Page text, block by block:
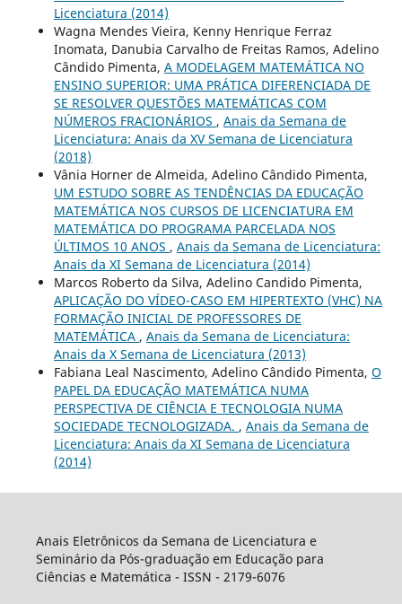
Licenciatura (2014)
Wagna Mendes Vieira, Kenny Henrique Ferraz
Inomata, Danubia Carvalho de Freitas Ramos, Adelino
Cândido Pimenta, A MODELAGEM MATEMÁTICA NO
ENSINO SUPERIOR: UMA PRÁTICA DIFERENCIADA DE
SE RESOLVER QUESTÕES MATEMÁTICAS COM
NÚMEROS FRACIONÁRIOS , Anais da Semana de
Licenciatura: Anais da XV Semana de Licenciatura
(2018)
Vânia Horner de Almeida, Adelino Cândido Pimenta,
UM ESTUDO SOBRE AS TENDÊNCIAS DA EDUCAÇÃO
MATEMÁTICA NOS CURSOS DE LICENCIATURA EM
MATEMÁTICA DO PROGRAMA PARCELADA NOS
ÚLTIMOS 10 ANOS , Anais da Semana de Licenciatura:
Anais da XI Semana de Licenciatura (2014)
Marcos Roberto da Silva, Adelino Candido Pimenta,
APLICAÇÃO DO VÍDEO-CASO EM HIPERTEXTO (VHC) NA
FORMAÇÃO INICIAL DE PROFESSORES DE
MATEMÁTICA , Anais da Semana de Licenciatura:
Anais da X Semana de Licenciatura (2013)
Fabiana Leal Nascimento, Adelino Cândido Pimenta, O
PAPEL DA EDUCAÇÃO MATEMÁTICA NUMA
PERSPECTIVA DE CIÊNCIA E TECNOLOGIA NUMA
SOCIEDADE TECNOLOGIZADA. , Anais da Semana de
Licenciatura: Anais da XI Semana de Licenciatura
(2014)
Anais Eletrônicos da Semana de Licenciatura e
Seminário da Pós-graduação em Educação para
Ciências e Matemática - ISSN - 2179-6076